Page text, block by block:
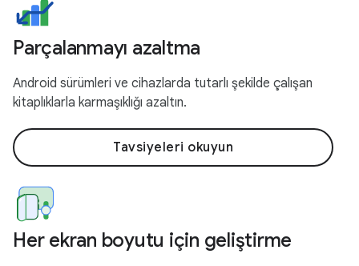
Parçalanmayı azaltma
Android sürümleri ve cihazlarda tutarlı şekilde çalışan
kitaplıklarla karmaşıklığı azaltın.
Tavsiyeleri okuyun
Her ekran boyutu için geliştirme